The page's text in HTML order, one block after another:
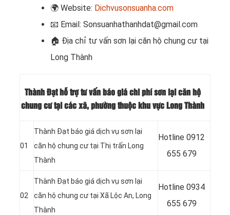
🌍 Website: Dichvusonsuanha.com
📧 Email: Sonsuanhathanhdat@gmail.com
🏠 Địa chỉ tư vấn sơn lại căn hộ chung cư tại
Long Thành
Thành Đạt hỗ trợ tư vấn báo giá chi phí sơn lại căn hộ
chung cư tại các xã, phường thuộc khu vực Long Thành
01
Thành Đạt báo giá dịch vụ sơn lại
căn hộ chung cư tại Thị trấn Long
Thành
Hotline 0912
655 679
02
Thành Đạt báo giá dịch vụ sơn lại
căn hộ chung cư tại Xã Lộc An, Long
Thành
Hotline 0934
655 679